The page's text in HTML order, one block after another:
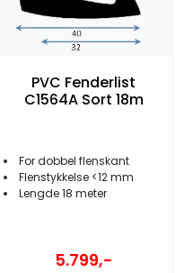
PVC Fenderlist
C1564A Sort 18m
For dobbel flenskant
Flenstykkelse <12 mm
Lengde 18 meter
5.799,-